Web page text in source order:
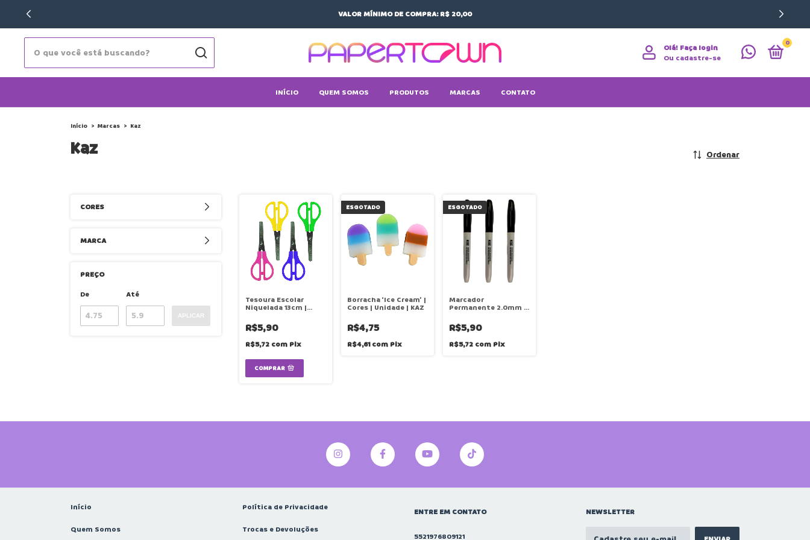
VALOR MÍNIMO DE COMPRA: R$ 20,00
Olá! Faça login
Ou cadastre-se
0
INÍCIO QUEM SOMOS PRODUTOS MARCAS CONTATO
Início > Marcas > Kaz
Kaz Ordenar
CORES
MARCA
PREÇO
De
Até
APLICAR
Tesoura Escolar
Niquelada 13cm |
R$5,90
R$5,72 com Pix
COMPRAR
ESGOTADO
Borracha ‘Ice Cream’ |
Cores | Unidade | KAZ
R$4,75
R$4,61com Pix
ESGOTADO
Marcador
Permanente 2.0mm |
R$5,90
R$5,72 com Pix
Início
Quem Somos
Política de Privacidade
Trocas e Devoluções
ENTRE EM CONTATO
5521976809121
NEWSLETTER